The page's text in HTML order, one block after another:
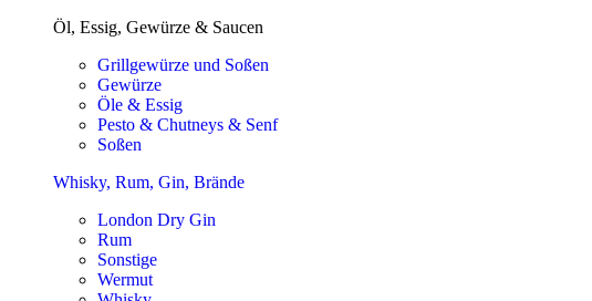
Öl, Essig, Gewürze & Saucen
Grillgewürze und Soßen
Gewürze
Öle & Essig
Pesto & Chutneys & Senf
Soßen
Whisky, Rum, Gin, Brände
London Dry Gin
Rum
Sonstige
Wermut